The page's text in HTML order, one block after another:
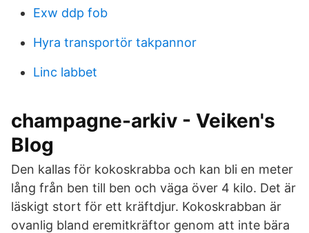
Exw ddp fob
Hyra transportör takpannor
Linc labbet
champagne-arkiv - Veiken's
Blog
Den kallas för kokoskrabba och kan bli en meter
lång från ben till ben och väga över 4 kilo. Det är
läskigt stort för ett kräftdjur. Kokoskrabban är
ovanlig bland eremitkräftor genom att inte bära